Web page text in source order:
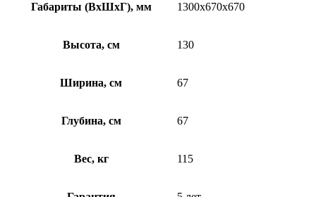
Габариты (ВхШхГ), мм 1300х670х670
Высота, см 130
Ширина, см 67
Глубина, см 67
Вес, кг 115